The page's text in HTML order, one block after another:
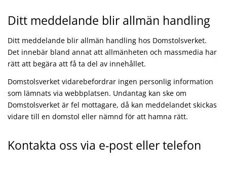
Ditt meddelande blir allmän handling
Ditt meddelande blir allmän handling hos Domstolsverket.
Det innebär bland annat att allmänheten och massmedia har
rätt att begära att få ta del av innehållet.
Domstolsverket vidarebefordrar ingen personlig information
som lämnats via webbplatsen. Undantag kan ske om
Domstolsverket är fel mottagare, då kan meddelandet skickas
vidare till en domstol eller nämnd för att hamna rätt.
Kontakta oss via e-post eller telefon